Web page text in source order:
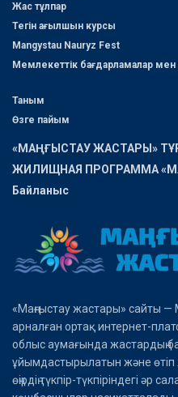
Жас тұлпар
Тегін ағылшын курсы
Mangystau Nauryz Fest
Мемлекеттік бағдарламалар
Таным
Өзге пайым
«МАҢҒЫСТАУ ЖАСТАРЫ»
ЖИЛИЩНАЯ ПРОГРАММА
Байланыс
«Маңғыстау жастары» сайты —
арналған ортақ интернет-
облыс аумағында жастардың
ұйымдастырылатын және өтіп
өңірдің түкпір-түкпіріндегі әр